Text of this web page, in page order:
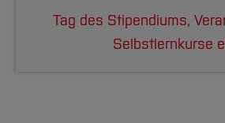
Tag des Stipendiums,
Selbstlernkurse